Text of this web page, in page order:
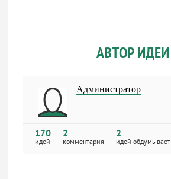
АВТОР ИДЕИ
Администратор
170
идей
2
комментария
2
идей обдумывает